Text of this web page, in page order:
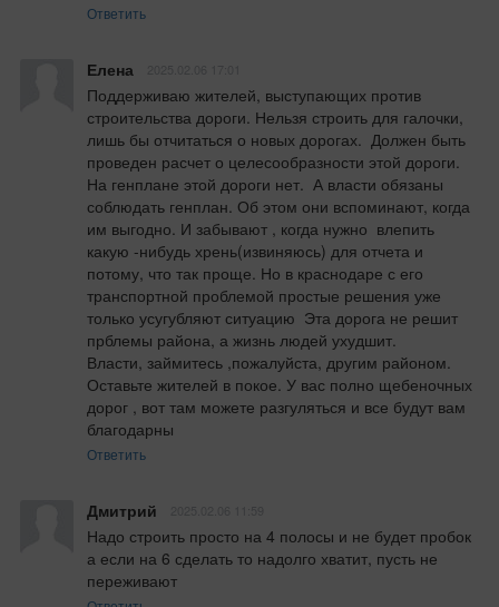
Ответить
Елена
Поддерживаю жителей, выступающих против
строительства дороги. Нельзя строить для галочки,
лишь бы отчитаться о новых дорогах.  Должен быть
проведен расчет о целесообразности этой дороги.
На генплане этой дороги нет.  А власти обязаны
соблюдать генплан. Об этом они вспоминают, когда
им выгодно. И забывают , когда нужно  влепить
какую -нибудь хрень(извиняюсь) для отчета и
потому, что так проще. Но в краснодаре с его
транспортной проблемой простые решения уже
только усугубляют ситуацию  Эта дорога не решит
прблемы района, а жизнь людей ухудшит.
Власти, займитесь ,пожалуйста, другим районом.
Оставьте жителей в покое. У вас полно щебеночных
дорог , вот там можете разгуляться и все будут вам
благодарны
Ответить
Дмитрий
Надо строить просто на 4 полосы и не будет пробок
а если на 6 сделать то надолго хватит, пусть не
переживают